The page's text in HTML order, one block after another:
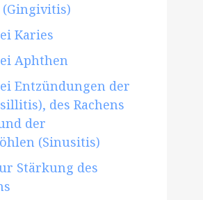
(Gingivitis)
Karies
Aphthen
Entzündungen der
des Rachens
der
(Sinusitis)
Stärkung des